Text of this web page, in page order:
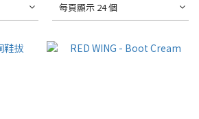
每頁顯示 24 個